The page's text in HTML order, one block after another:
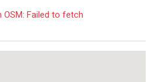
Failed to fetch